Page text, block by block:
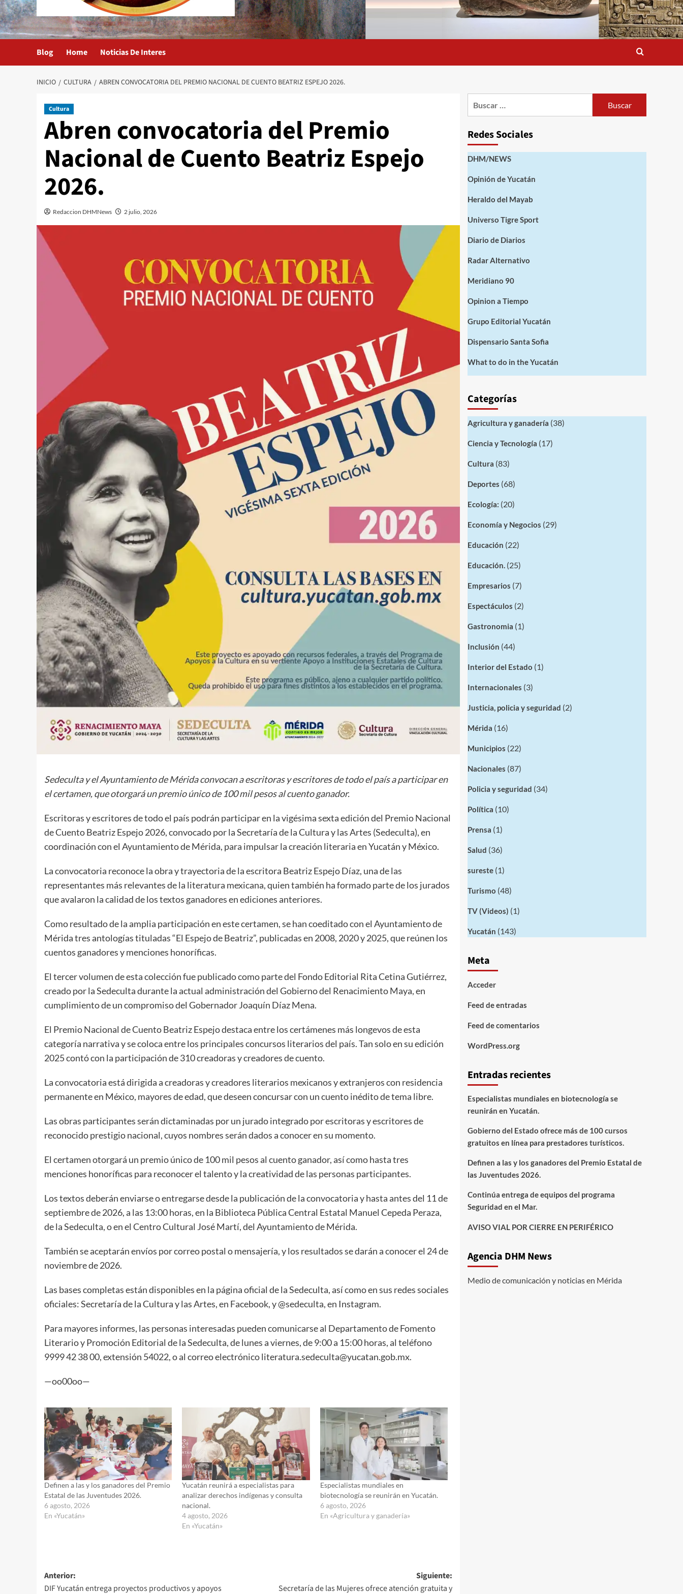
Blog Home Noticias De Interes
INICIO CULTURA ABREN CONVOCATORIA DEL PREMIO NACIONAL DE CUENTO BEATRIZ ESPEJO 2026.
Cultura
Abren convocatoria del Premio
Nacional de Cuento Beatriz Espejo
2026.
Redaccion DHMNews 2 julio, 2026
Sedeculta y el Ayuntamiento de Mérida convocan a escritoras y escritores de todo el país a participar en
el certamen, que otorgará un premio único de 100 mil pesos al cuento ganador.
Escritoras y escritores de todo el país podrán participar en la vigésima sexta edición del Premio Nacional
de Cuento Beatriz Espejo 2026, convocado por la Secretaría de la Cultura y las Artes (Sedeculta), en
coordinación con el Ayuntamiento de Mérida, para impulsar la creación literaria en Yucatán y México.
La convocatoria reconoce la obra y trayectoria de la escritora Beatriz Espejo Díaz, una de las
representantes más relevantes de la literatura mexicana, quien también ha formado parte de los jurados
que avalaron la calidad de los textos ganadores en ediciones anteriores.
Como resultado de la amplia participación en este certamen, se han coeditado con el Ayuntamiento de
Mérida tres antologías tituladas “El Espejo de Beatriz”, publicadas en 2008, 2020 y 2025, que reúnen los
cuentos ganadores y menciones honoríficas.
El tercer volumen de esta colección fue publicado como parte del Fondo Editorial Rita Cetina Gutiérrez,
creado por la Sedeculta durante la actual administración del Gobierno del Renacimiento Maya, en
cumplimiento de un compromiso del Gobernador Joaquín Díaz Mena.
El Premio Nacional de Cuento Beatriz Espejo destaca entre los certámenes más longevos de esta
categoría narrativa y se coloca entre los principales concursos literarios del país. Tan solo en su edición
2025 contó con la participación de 310 creadoras y creadores de cuento.
La convocatoria está dirigida a creadoras y creadores literarios mexicanos y extranjeros con residencia
permanente en México, mayores de edad, que deseen concursar con un cuento inédito de tema libre.
Las obras participantes serán dictaminadas por un jurado integrado por escritoras y escritores de
reconocido prestigio nacional, cuyos nombres serán dados a conocer en su momento.
El certamen otorgará un premio único de 100 mil pesos al cuento ganador, así como hasta tres
menciones honoríficas para reconocer el talento y la creatividad de las personas participantes.
Los textos deberán enviarse o entregarse desde la publicación de la convocatoria y hasta antes del 11 de
septiembre de 2026, a las 13:00 horas, en la Biblioteca Pública Central Estatal Manuel Cepeda Peraza,
de la Sedeculta, o en el Centro Cultural José Martí, del Ayuntamiento de Mérida.
También se aceptarán envíos por correo postal o mensajería, y los resultados se darán a conocer el 24 de
noviembre de 2026.
Las bases completas están disponibles en la página oficial de la Sedeculta, así como en sus redes sociales
oficiales: Secretaría de la Cultura y las Artes, en Facebook, y @sedeculta, en Instagram.
Para mayores informes, las personas interesadas pueden comunicarse al Departamento de Fomento
Literario y Promoción Editorial de la Sedeculta, de lunes a viernes, de 9:00 a 15:00 horas, al teléfono
9999 42 38 00, extensión 54022, o al correo electrónico literatura.sedeculta@yucatan.gob.mx.
—oo00oo—
Definen a las y los ganadores del Premio
Estatal de las Juventudes 2026.
6 agosto, 2026
En «Yucatán»
Yucatán reunirá a especialistas para
analizar derechos indígenas y consulta
nacional.
4 agosto, 2026
En «Yucatán»
Especialistas mundiales en
biotecnología se reunirán en Yucatán.
6 agosto, 2026
En «Agricultura y ganadería»
Navegación
Anterior:
DIF Yucatán entrega proyectos productivos y apoyos
Siguiente:
Secretaría de las Mujeres ofrece atención gratuita y
Redes Sociales
DHM/NEWS
Opinión de Yucatán
Heraldo del Mayab
Universo Tigre Sport
Diario de Diarios
Radar Alternativo
Meridiano 90
Opinion a Tiempo
Grupo Editorial Yucatán
Dispensario Santa Sofia
What to do in the Yucatán
Categorías
Agricultura y ganadería (38)
Ciencia y Tecnología (17)
Cultura (83)
Deportes (68)
Ecología: (20)
Economía y Negocios (29)
Educación (22)
Educación.(25)
Empresarios (7)
Espectáculos (2)
Gastronomia (1)
Inclusión (44)
Interior del Estado (1)
Internacionales (3)
Justicia, policia y seguridad (2)
Mérida (16)
Municipios (22)
Nacionales (87)
Policia y seguridad (34)
Política (10)
Prensa (1)
Salud (36)
sureste(1)
Turismo (48)
TV (Videos) (1)
Yucatán (143)
Meta
Acceder
Feed de entradas
Feed de comentarios
WordPress.org
Entradas recientes
Especialistas mundiales en biotecnología se
reunirán en Yucatán.
Gobierno del Estado ofrece más de 100 cursos
gratuitos en línea para prestadores turísticos.
Definen a las y los ganadores del Premio Estatal de
las Juventudes 2026.
Continúa entrega de equipos del programa
Seguridad en el Mar.
AVISO VIAL POR CIERRE EN PERIFÉRICO
Agencia DHM News
Medio de comunicación y noticias en Mérida